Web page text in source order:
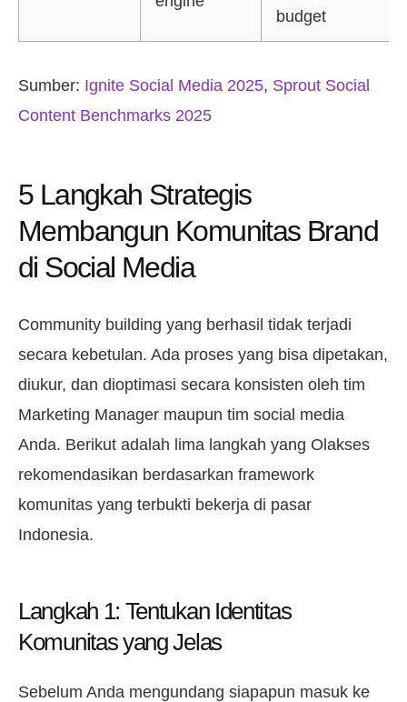
budget
Sumber: Ignite Social Media 2025, Sprout Social
Content Benchmarks 2025
5 Langkah Strategis
Membangun Komunitas Brand
di Social Media
Community building yang berhasil tidak terjadi
secara kebetulan. Ada proses yang bisa dipetakan,
diukur, dan dioptimasi secara konsisten oleh tim
Marketing Manager maupun tim social media
Anda. Berikut adalah lima langkah yang Olakses
rekomendasikan berdasarkan framework
komunitas yang terbukti bekerja di pasar
Indonesia.
Langkah 1: Tentukan Identitas
Komunitas yang Jelas
Sebelum Anda mengundang siapapun masuk ke